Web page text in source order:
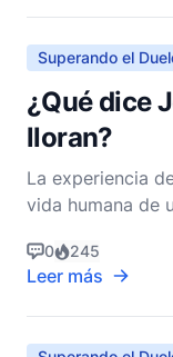
oración es una
compasivas en
Superando el
¿Qué dice
lloran?
La experiencia
vida humana de
profundas ideas
a quienes están
este asunto no
compasivas,
0 245
Leer más